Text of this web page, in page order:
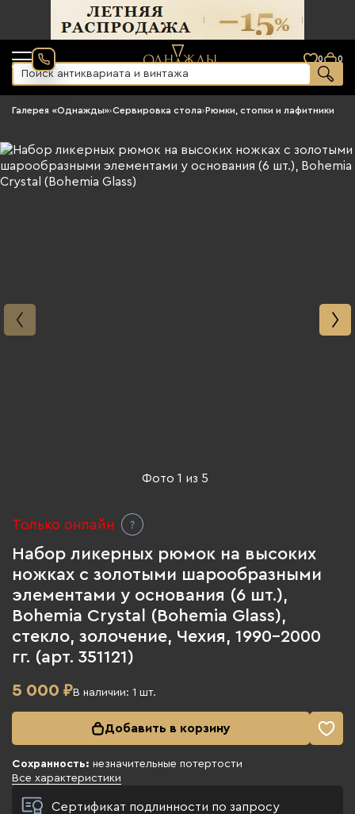
0 0
Галерея «Однажды»›Сервировка стола›Рюмки, стопки и лафитники
Фото1 из 5
Только онлайн
Набор ликерных рюмок на высоких
ножках с золотыми шарообразными
элементами у основания (6 шт.),
Bohemia Crystal (Bohemia Glass),
стекло, золочение, Чехия, 1990-2000
гг. (арт. 351121)
5 000 ₽В наличии: 1 шт.
Добавить в корзину
Сохранность: незначительные потертости
Все характеристики
Сертификат подлинности по запросу